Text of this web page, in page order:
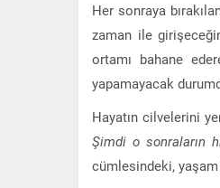
Her sonraya
zaman ile
ortamı bahane
yapamayacak
Hayatın cilvelerini
Şimdi o sonraların
cümlesindeki, yaşam